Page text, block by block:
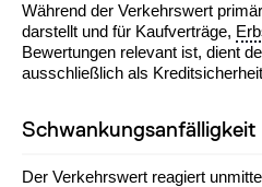
Während der Verkehrswert
darstellt und für Kaufverträge,
Bewertungen relevant ist, dient
ausschließlich als
Schwankungsanfälligkeit
Der Verkehrswert reagiert